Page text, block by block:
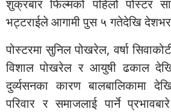
शुक्रबार फिल्मको पहिलो पोस्टर
भट्टराईले आगामी पुस ५ गतेदेखि देशभर
पोस्टरमा सुनिल पोखरेल, वर्षा
विशाल पोखरेल र आयुषी ढकाल
दुर्व्यसनका कारण बालबालिकामा
परिवार र समाजलाई पार्ने